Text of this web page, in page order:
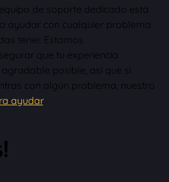
de soporte dedicado está
ayudar con cualquier problema
tener. Estamos
que tu experiencia
posible, así que si
con algún problema, nuestro
ayudar.